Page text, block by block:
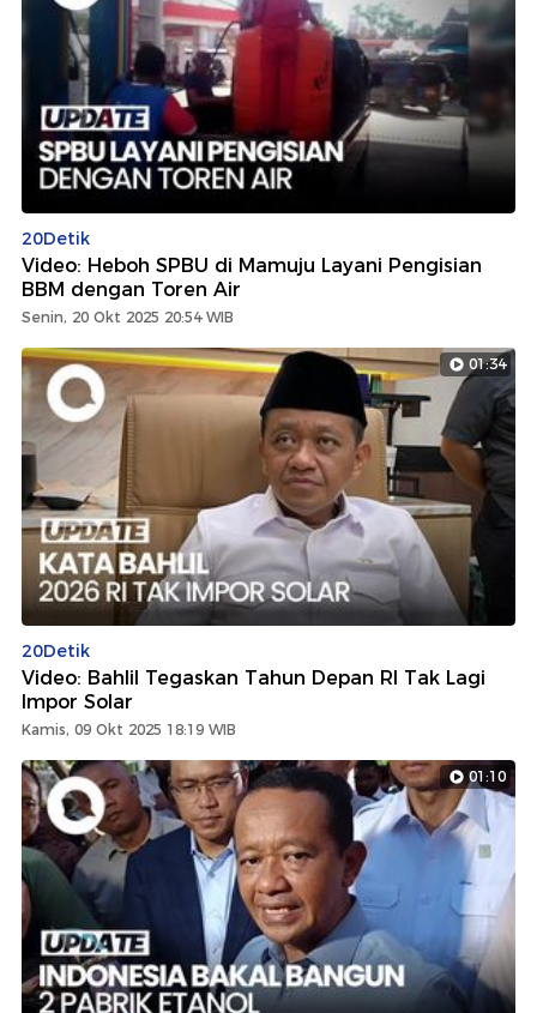
20Detik
Video: Heboh SPBU di Mamuju Layani Pengisian
BBM dengan Toren Air
Senin, 20 Okt 2025 20:54 WIB
01:34
20Detik
Video: Bahlil Tegaskan Tahun Depan RI Tak Lagi
Impor Solar
Kamis, 09 Okt 2025 18:19 WIB
01:10